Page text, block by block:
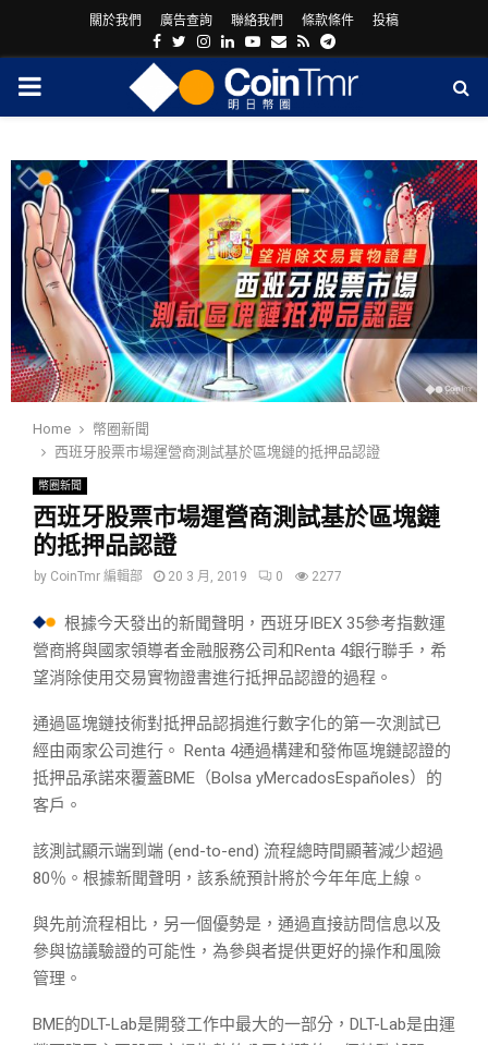
關於我們 廣告查詢 聯絡我們 條款條件 投稿
Facebook
Twitter
Instagram
LinkedinYoutube
Email
RssTelegram
PRIMARY
Home
幣圈新聞
西班牙股票市場運營商測試基於區塊鏈的抵押品認證
幣圈新聞
西班牙股票市場運營商測試基於區塊鏈
的抵押品認證
by CoinTmr 編輯部 20 3 月, 2019 0 2277
根據今天發出的新聞聲明，西班牙IBEX 35參考指數運
營商將與國家領導者金融服務公司和Renta 4銀行聯手，希
望消除使用交易實物證書進行抵押品認證的過程。
通過區塊鏈技術對抵押品認捐進行數字化的第一次測試已
經由兩家公司進行。 Renta 4通過構建和發佈區塊鏈認證的
抵押品承諾來覆蓋BME（Bolsa yMercadosEspañoles）的
客戶。
該測試顯示端到端 (end-to-end) 流程總時間顯著減少超過
80％。根據新聞聲明，該系統預計將於今年年底上線。
與先前流程相比，另一個優勢是，通過直接訪問信息以及
參與協議驗證的可能性，為參與者提供更好的操作和風險
管理。
BME的DLT-Lab是開發工作中最大的一部分，DLT-Lab是由運